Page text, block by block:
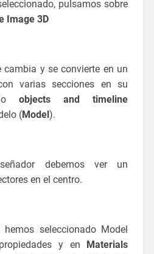
pulsamos sobre
Image 3D
cambia y se convierte en un
varias secciones en su
objects and timeline
(Model).
debemos ver un
en el centro.
seleccionado Model
y en Materials